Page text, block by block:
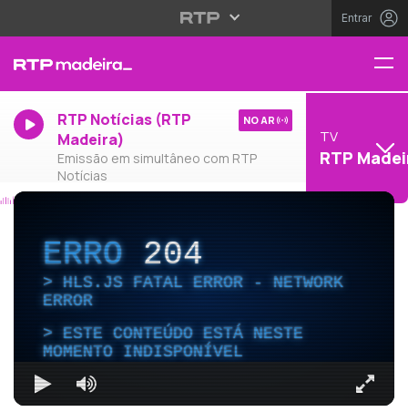
Entrar
RTP Notícias (RTP
Madeira)
Emissão em simultâneo com RTP
Notícias
NO AR
TV
RTP
ERRO204
HLS.JS FATAL ERROR - NETWORK
ERROR
ESTE CONTEÚDO ESTÁ NESTE
MOMENTO INDISPONÍVEL